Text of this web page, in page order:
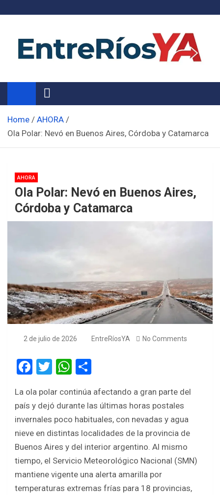
Noticias de Entre Ríos
Información de toda la provincia ahora
Home
AHORA
Ola Polar: Nevó en Buenos Aires, Córdoba y Catamarca
AHORA
Ola Polar: Nevó en Buenos Aires,
Córdoba y Catamarca
2 de julio de 2026 EntreRíosYA No Comments
F
ce
b
o
o
k
T
tt
er
W
at
s
A
p
p
ar
e
La ola polar continúa afectando a gran parte del
país y dejó durante las últimas horas postales
invernales poco habituales, con nevadas y agua
nieve en distintas localidades de la provincia de
Buenos Aires y del interior argentino. Al mismo
tiempo, el Servicio Meteorológico Nacional (SMN)
mantiene vigente una alerta amarilla por
temperaturas extremas frías para 18 provincias,